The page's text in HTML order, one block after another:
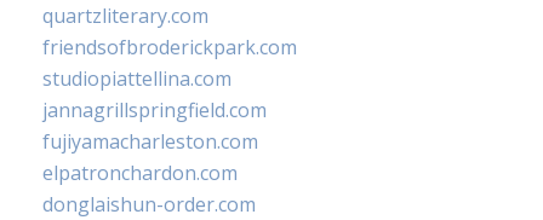
quartzliterary.com
friendsofbroderickpark.com
studiopiattellina.com
jannagrillspringfield.com
fujiyamacharleston.com
elpatronchardon.com
donglaishun-order.com